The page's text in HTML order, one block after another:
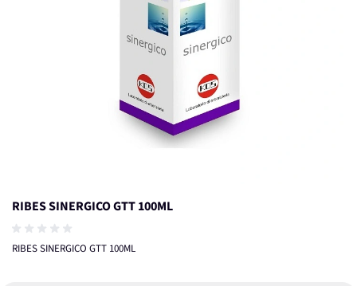
RIBES SINERGICO GTT 100ML
RIBES SINERGICO GTT 100ML